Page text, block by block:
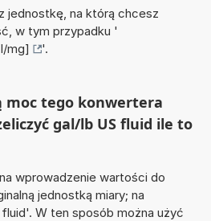
jednostkę, na którą chcesz
w tym przypadku '
mg]
'.
moc tego konwertera
gal/lb US fluid ile to
wprowadzenie wartości do
jednostką miary; na
W ten sposób można użyć